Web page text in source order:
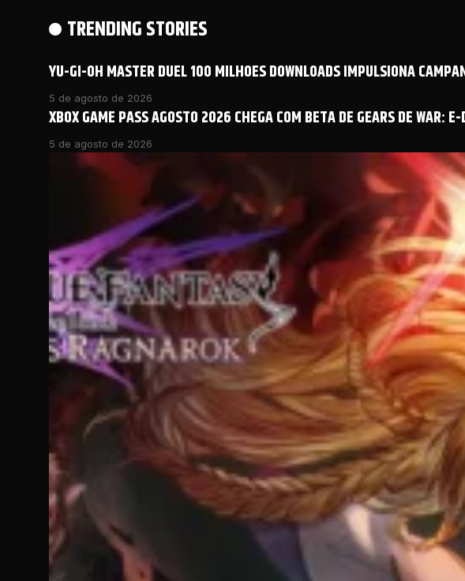
TRENDING STORIES
YU-GI-OH MASTER DUEL 100 MILHOES DOWNLOADS IMPULSIONA
5 de agosto de 2026
XBOX GAME PASS AGOSTO 2026 CHEGA COM BETA DE GEARS DE WAR:
5 de agosto de 2026